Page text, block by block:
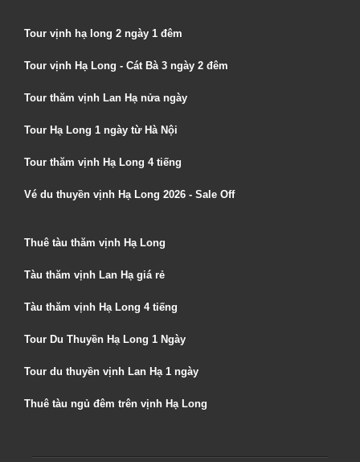
Tour vịnh hạ long 2 ngày 1 đêm
Tour vịnh Hạ Long - Cát Bà 3 ngày 2 đêm
Tour thăm vịnh Lan Hạ nửa ngày
Tour Hạ Long 1 ngày từ Hà Nội
Tour thăm vịnh Hạ Long 4 tiếng
Vé du thuyền vịnh Hạ Long 2026 - Sale Off
Thuê tàu thăm vịnh Hạ Long
Tàu thăm vịnh Lan Hạ giá rẻ
Tàu thăm vịnh Hạ Long 4 tiếng
Tour Du Thuyền Hạ Long 1 Ngày
Tour du thuyền vịnh Lan Hạ 1 ngày
Thuê tàu ngủ đêm trên vịnh Hạ Long